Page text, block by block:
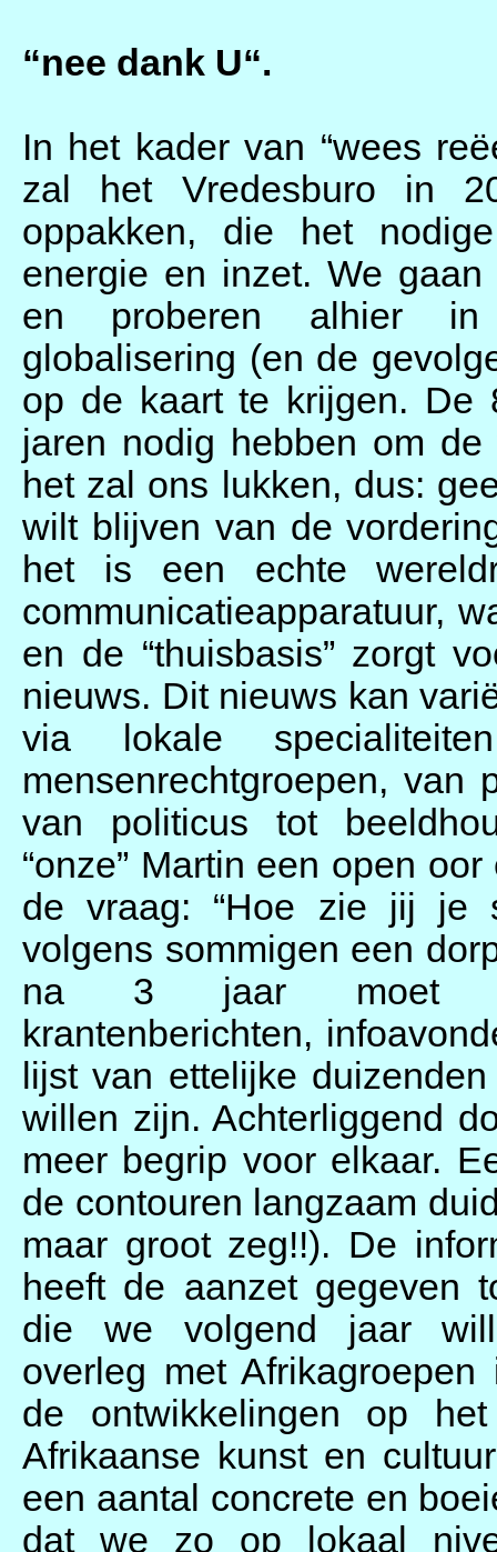
“nee dank U“.
In het kader van “wees
zal het Vredesburo in
oppakken, die het
energie en inzet. We
en proberen alhier in
globalisering (en de
op de kaart te krijgen. De
jaren nodig hebben om
het zal ons lukken, dus:
wilt blijven van de
het is een echte
communicatieapparatuur,
en de “thuisbasis” zorgt
nieuws. Dit nieuws kan
via lokale
mensenrechtgroepen, van
van politicus tot
“onze” Martin een open
de vraag: “Hoe zie jij je
volgens sommigen een
na 3 jaar moet zijn:
krantenberichten,
lijst van ettelijke
willen zijn. Achterliggend
meer begrip voor elkaar.
de contouren langzaam
maar groot zeg!!). De
heeft de aanzet gegeven
die we volgend jaar
overleg met
de ontwikkelingen op
Afrikaanse kunst en
een aantal concrete en
dat we zo op lokaal